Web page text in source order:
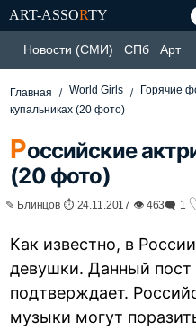
ART-ASSORTY
Новости (СМИ) СПб Арт
Главная World Girls Горячие
купальниках (20 фото)
Российские
(20 фото)
✎ Блинцов ⏱ 24.11.2017 👁 463🗨 1
Как известно, в
девушки. Данный пост
подтверждает.
музыки могут